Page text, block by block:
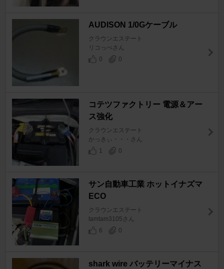
AUDISON 1/0Gケーブル
クラウンエステート
リコっぺさん
0
0
コテツファクトリー 電源＆アー
ス強化
クラウンエステート
かっきぃ・・・さん
1
0
サン自動車工業 ホットイナズマ
ECO
クラウンエステート
tamtam3105さん
6
0
shark wire バッテリーマイナス